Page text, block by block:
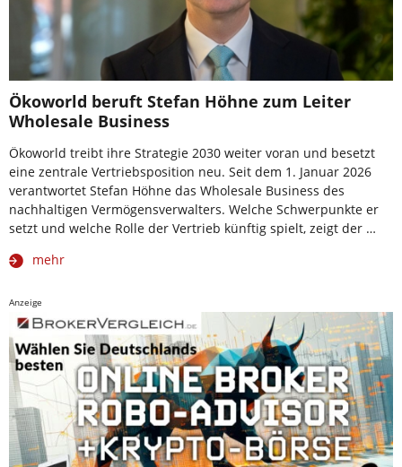
Ökoworld beruft Stefan Höhne zum Leiter
Wholesale Business
Ökoworld treibt ihre Strategie 2030 weiter voran und besetzt
eine zentrale Vertriebsposition neu. Seit dem 1. Januar 2026
verantwortet Stefan Höhne das Wholesale Business des
nachhaltigen Vermögensverwalters. Welche Schwerpunkte er
setzt und welche Rolle der Vertrieb künftig spielt, zeigt der …
mehr
Anzeige